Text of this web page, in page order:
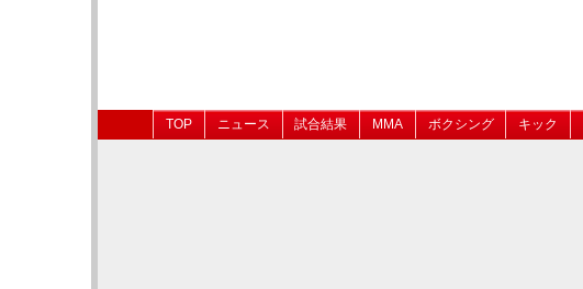
TOP ニュース 試合結果 MMA ボクシング キック